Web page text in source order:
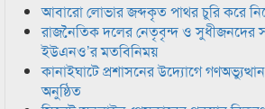
আবারো লোভার জব্দকৃত পাথর চুরি করে
রাজনৈতিক দলের নেতৃবৃন্দ ও সুধীজনদের
ইউএনও’র মতবিনিময়
কানাইঘাটে প্রশাসনের উদ্যোগে
অনুষ্ঠিত